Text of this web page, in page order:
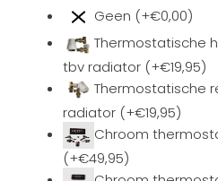
Geen (+€0,00)
Thermostatische
tbv radiator (+€19,95)
Thermostatische
radiator (+€19,95)
Chroom
(+€49,95)